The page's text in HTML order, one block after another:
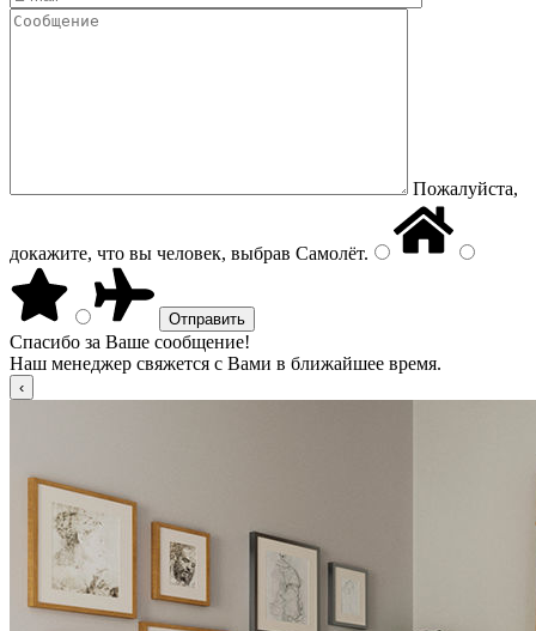
Пожалуйста,
докажите, что вы человек, выбрав Самолёт.
Спасибо за Ваше сообщение!
Наш менеджер свяжется с Вами в ближайшее время.